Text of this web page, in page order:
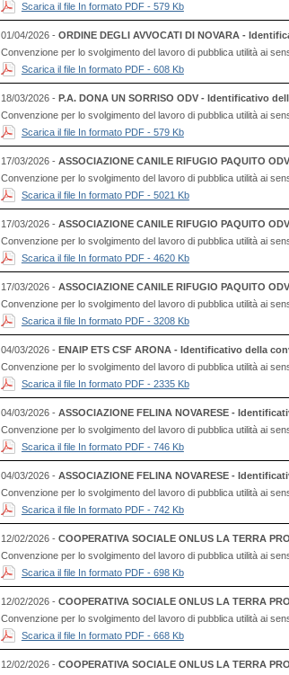
Scarica il file In formato PDF - 579 Kb
01/04/2026 - ORDINE DEGLI AVVOCATI DI NOVARA -
Convenzione per lo svolgimento del lavoro di pubblica utilità ai
Scarica il file In formato PDF - 608 Kb
18/03/2026 - P.A. DONA UN SORRISO ODV - Identificativo
Convenzione per lo svolgimento del lavoro di pubblica utilità ai
Scarica il file In formato PDF - 579 Kb
17/03/2026 - ASSOCIAZIONE CANILE RIFUGIO PAQUITO
Convenzione per lo svolgimento del lavoro di pubblica utilità ai
Scarica il file In formato PDF - 5021 Kb
17/03/2026 - ASSOCIAZIONE CANILE RIFUGIO PAQUITO
Convenzione per lo svolgimento del lavoro di pubblica utilità ai
Scarica il file In formato PDF - 4620 Kb
17/03/2026 - ASSOCIAZIONE CANILE RIFUGIO PAQUITO
Convenzione per lo svolgimento del lavoro di pubblica utilità ai
Scarica il file In formato PDF - 3208 Kb
04/03/2026 - ENAIP ETS CSF ARONA - Identificativo della
Convenzione per lo svolgimento del lavoro di pubblica utilità ai
Scarica il file In formato PDF - 2335 Kb
04/03/2026 - ASSOCIAZIONE FELINA NOVARESE -
Convenzione per lo svolgimento del lavoro di pubblica utilità ai
Scarica il file In formato PDF - 746 Kb
04/03/2026 - ASSOCIAZIONE FELINA NOVARESE -
Convenzione per lo svolgimento del lavoro di pubblica utilità ai
Scarica il file In formato PDF - 742 Kb
12/02/2026 - COOPERATIVA SOCIALE ONLUS LA TERRA
Convenzione per lo svolgimento del lavoro di pubblica utilità ai
Scarica il file In formato PDF - 698 Kb
12/02/2026 - COOPERATIVA SOCIALE ONLUS LA TERRA
Convenzione per lo svolgimento del lavoro di pubblica utilità ai
Scarica il file In formato PDF - 668 Kb
12/02/2026 - COOPERATIVA SOCIALE ONLUS LA TERRA